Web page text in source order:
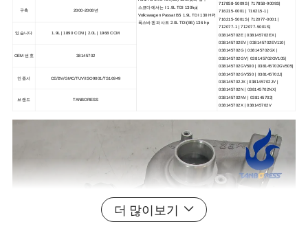
스코다에서는 I 1.9L TDI 130hp|
Volkswagen Passat B5 1.9L TDI 130 HP|
폭스바겐 파사트 2.0L TDI(B6) 136 hp
717858-5009S | 717858-9009S|
716215-0001 | 716215-1 |
716215-5001S | 712077-0001 |
712077-1 | 712077-5001S|
038145702E | 038145702EX |
038145702EV | 038145702EV110|
038145702G | 038145702GX |
038145702GV | 038145702GV105|
038145702GV500 | 038145702GV505|
038145702GV550 | 038145702J|
038145702JX | 038145702JV |
038145702N | 038145702NX|
038145702NV | 038145702|
038145702X | 038145702V
구축 2000-2008년
있습니다 1.9L | 1890 CCM | 2.0L | 1968 CCM
OEM 번호 38145702
인증서 CE/BV/GMC/TUV/ISO9001/TS16949
브랜드 TANBORESS
더 많이보기